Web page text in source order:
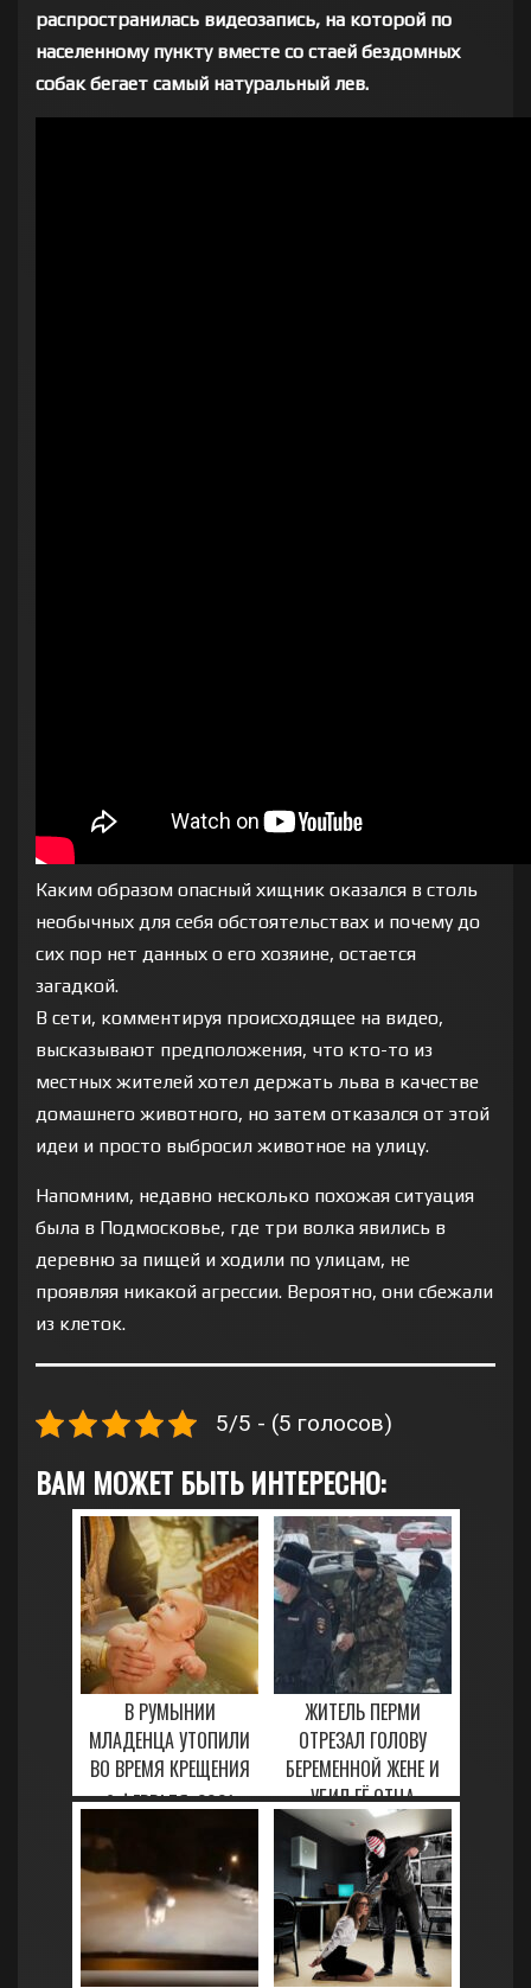
распространилась видеозапись, на которой по
населенному пункту вместе со стаей бездомных
собак бегает самый натуральный лев.
Каким образом опасный хищник оказался в столь
необычных для себя обстоятельствах и почему до
сих пор нет данных о его хозяине, остается
загадкой.
В сети, комментируя происходящее на видео,
высказывают предположения, что кто-то из
местных жителей хотел держать льва в качестве
домашнего животного, но затем отказался от этой
идеи и просто выбросил животное на улицу.
Напомним, недавно несколько похожая ситуация
была в Подмосковье, где три волка явились в
деревню за пищей и ходили по улицам, не
проявляя никакой агрессии. Вероятно, они сбежали
из клеток.
5/5 - (5 голосов)
ВАМ МОЖЕТ БЫТЬ ИНТЕРЕСНО:
В РУМЫНИИ
МЛАДЕНЦА УТОПИЛИ
ВО ВРЕМЯ КРЕЩЕНИЯ
6 ФЕВРАЛЯ, 2021
ЖИТЕЛЬ ПЕРМИ
ОТРЕЗАЛ ГОЛОВУ
БЕРЕМЕННОЙ ЖЕНЕ И
УБИЛ ЕЁ ОТЦА
5 ФЕВРАЛЯ, 2021